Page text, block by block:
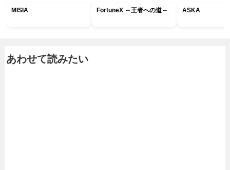
MISIA FortuneX ～王者への道～ ASKA
あわせて読みたい